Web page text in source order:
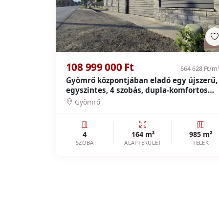
108 999 000 Ft 664 628 Ft/
Gyömrő központjában eladó egy újszerű,
egyszintes, 4 szobás, dupla-komfortos
önálló családi ház.
Gyömrő
4
SZOBA
164 m²
ALAPTERÜLET
985 m²
TELEK